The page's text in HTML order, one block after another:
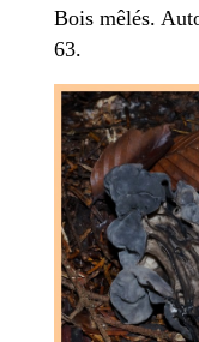
Bois mêlés.
63.